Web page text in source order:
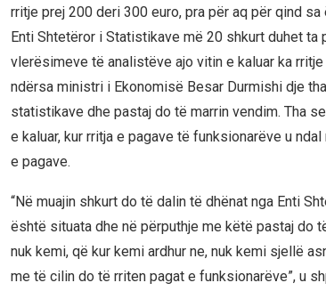
rritje prej 200 deri 300 euro, pra për aq për qind
Enti Shtetëror i Statistikave më 20 shkurt duhet
vlerësimeve të analistëve ajo vitin e kaluar ka
ndërsa ministri i Ekonomisë Besar Durmishi dje
statistikave dhe pastaj do të marrin vendim. Tha
e kaluar, kur rritja e pagave të funksionarëve u
e pagave.
“Në muajin shkurt do të dalin të dhënat nga Enti
është situata dhe në përputhje me këtë pastaj do
nuk kemi, që kur kemi ardhur ne, nuk kemi sjellë
me të cilin do të rriten pagat e funksionarëve”, u